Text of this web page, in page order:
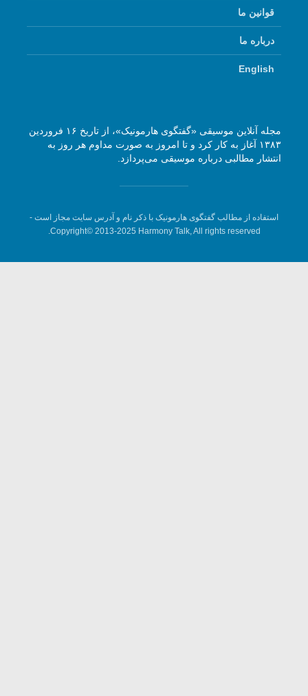
قوانین ما
درباره ما
English
مجله آنلاین موسیقی «گفتگوی هارمونیک»، از تاریخ ۱۶ فروردین
۱۳۸۳ آغاز به کار کرد و تا امروز به صورت مداوم هر روز به
انتشار مطالبی درباره موسیقی می‌پردازد.
استفاده از مطالب گفتگوی هارمونیک با ذکر نام و آدرس سایت مجاز است -
Copyright© 2013-2025 Harmony Talk, All rights reserved.